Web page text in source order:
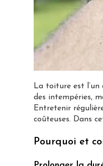
La toiture est
des intempéries,
Entretenir
coûteuses. Dans
Pourquoi et